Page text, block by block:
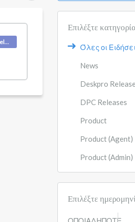
Deskpro Releases
Επιλέξτε
Όλες οι
News
Deskpro
DPC Releases
Product
Product (Agent)
Product (Admin)
Επιλέξτε